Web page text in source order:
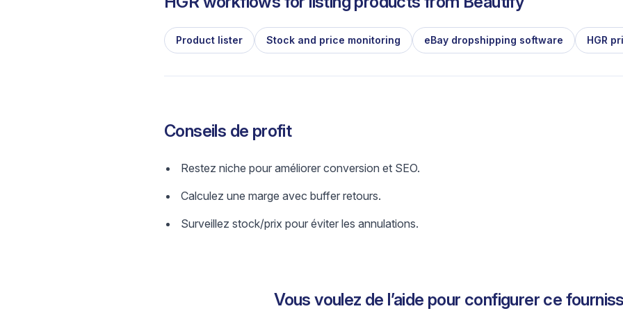
Product lister Stock and price monitoring eBay dropshipping software HGR
Conseils de profit
Restez niche pour améliorer conversion et SEO.
Calculez une marge avec buffer retours.
Surveillez stock/prix pour éviter les annulations.
Vous voulez de l’aide pour configurer ce